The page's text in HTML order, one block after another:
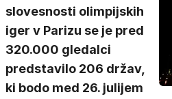
slovesnosti olimpijskih
iger v Parizu se je pred
320.000 gledalci
predstavilo 206 držav,
ki bodo med 26. julijem